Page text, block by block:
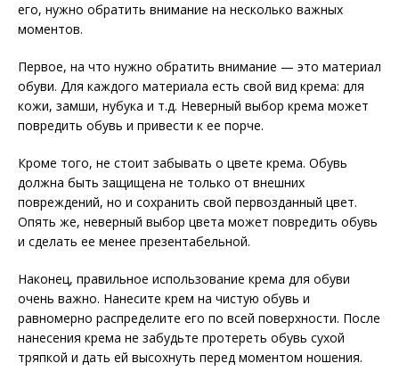
его, нужно обратить внимание на несколько важных
моментов.
Первое, на что нужно обратить внимание — это материал
обуви. Для каждого материала есть свой вид крема: для
кожи, замши, нубука и т.д. Неверный выбор крема может
повредить обувь и привести к ее порче.
Кроме того, не стоит забывать о цвете крема. Обувь
должна быть защищена не только от внешних
повреждений, но и сохранить свой первозданный цвет.
Опять же, неверный выбор цвета может повредить обувь
и сделать ее менее презентабельной.
Наконец, правильное использование крема для обуви
очень важно. Нанесите крем на чистую обувь и
равномерно распределите его по всей поверхности. После
нанесения крема не забудьте протереть обувь сухой
тряпкой и дать ей высохнуть перед моментом ношения.